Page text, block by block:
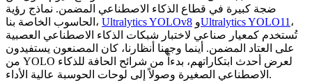
ضجة كبيرة في قطاع الذكاء الاصطناعي المضمن. نماذج رؤية
الحاسوب الخاصة بنا، Ultralytics YOLOv8 وUltralytics YOLO11 ،
تُستخدم كمعيار صناعي لاختبار شبكات الذكاء الاصطناعي العصبية
على العتاد المضمن. أينما وجهنا أنظارنا، كان المصنعون يستفيدون
من YOLO لعرض أحدث ابتكاراتهم، بدءاً من شرائح الحافة للذكاء
الاصطناعي الصغيرة وصولاً إلى لوحات الحوسبة عالية الأداء.